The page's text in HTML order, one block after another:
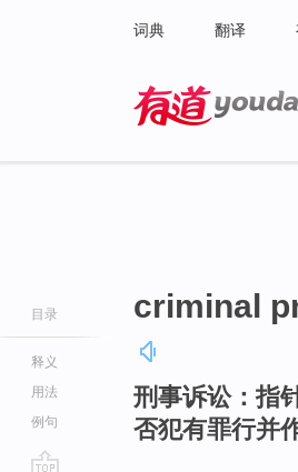
词典 翻译
目录
释义
用法
例句
criminal
刑事诉讼：指
否犯有罪行并